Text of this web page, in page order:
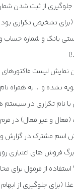
جلوگیری از ثبت شدن
تشخیص تکراری
بانک و شماره
نمایش لیست
نشده و ... به همراه
نام تکراری در سیستم
و غیر فعال) در فرم
اسم مشترک در
فروش های اعتباری روز
از فرمول برای
(برای جلوگیری از